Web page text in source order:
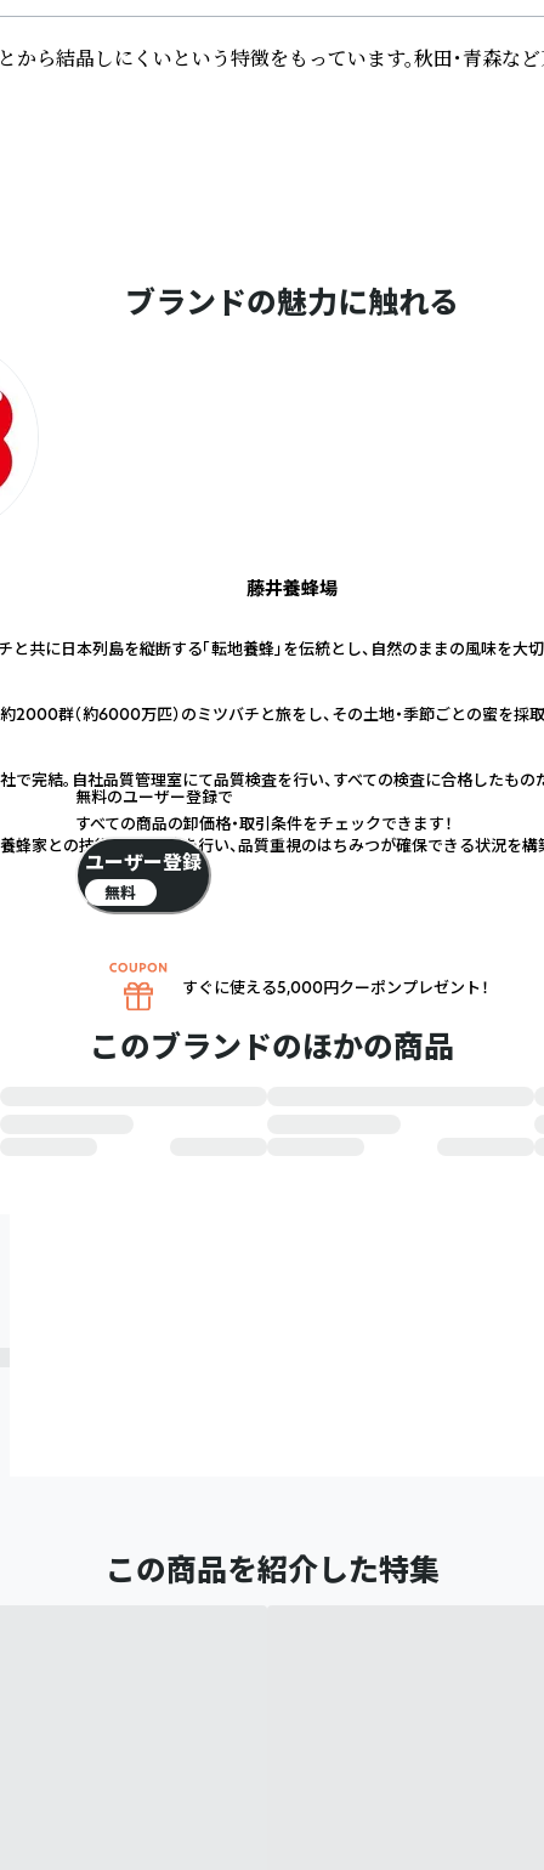
晶しにくいという特徴をもっています。秋田・青森
ブランドの魅力に触れる
藤井養蜂場
と共に日本列島を縦断する「転地養蜂」を伝統とし、自然のままの風味を大
2000群（約6000万匹）のミツバチと旅をし、その土地・季節ごとの蜜を採
で完結。自社品質管理室にて品質検査を行い、すべての検査に合格したもの
蜂家との技術交換、交流を行い、品質重視のはちみつが確保できる状況を構
このブランドのほかの商品
この商品を紹介した特集
無料のユーザー登録で
すべての商品の卸価格・取引条件をチェックできます！
ユーザー登録
無料
すぐに使える5,000円クーポンプレゼント！